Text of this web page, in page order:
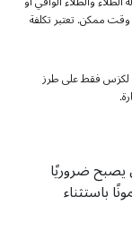
وقت ممكن. تعتبر تكلفة
لكزس فقط على طرز
يصبح ضروريًا
باستثناء